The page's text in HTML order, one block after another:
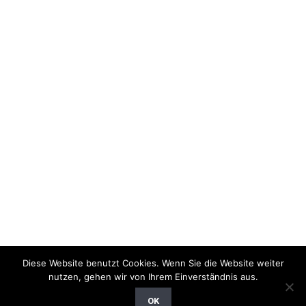
Diese Website benutzt Cookies. Wenn Sie die Website weiter
nutzen, gehen wir von Ihrem Einverständnis aus.
OK